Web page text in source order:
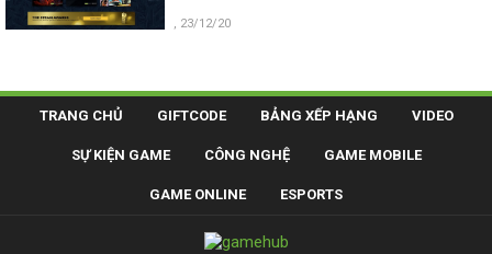
, 23/12/20
TRANG CHỦ GIFTCODE BẢNG XẾP HẠNG VIDEO
SỰ KIỆN GAME CÔNG NGHỆ GAME MOBILE
GAME ONLINE ESPORTS